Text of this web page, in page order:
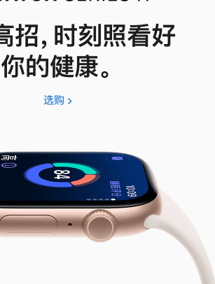
招，时刻照看好
你的健康。
选购 Apple
11